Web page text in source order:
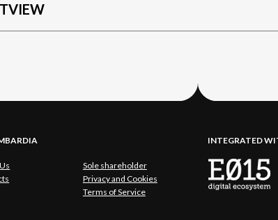
Sole shareholder
Privacy and Cookies
Terms of Service
INTEGRATED